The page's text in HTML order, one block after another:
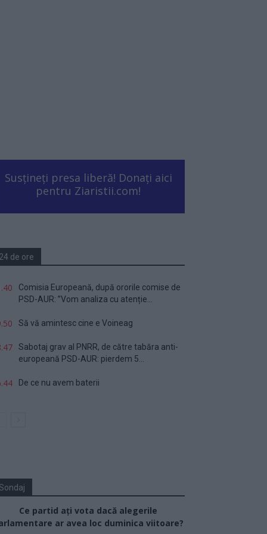
Susțineți presa liberă! Donați aici
pentru Ziaristii.com!
24 de ore
Comisia Europeană, după ororile comise de
PSD-AUR: ”Vom analiza cu atenție...
Să vă amintesc cine e Voineag
Sabotaj grav al PNRR, de către tabăra anti-
europeană PSD-AUR: pierdem 5...
De ce nu avem baterii
Ce partid ați vota dacă alegerile
ar avea loc duminica viitoare?